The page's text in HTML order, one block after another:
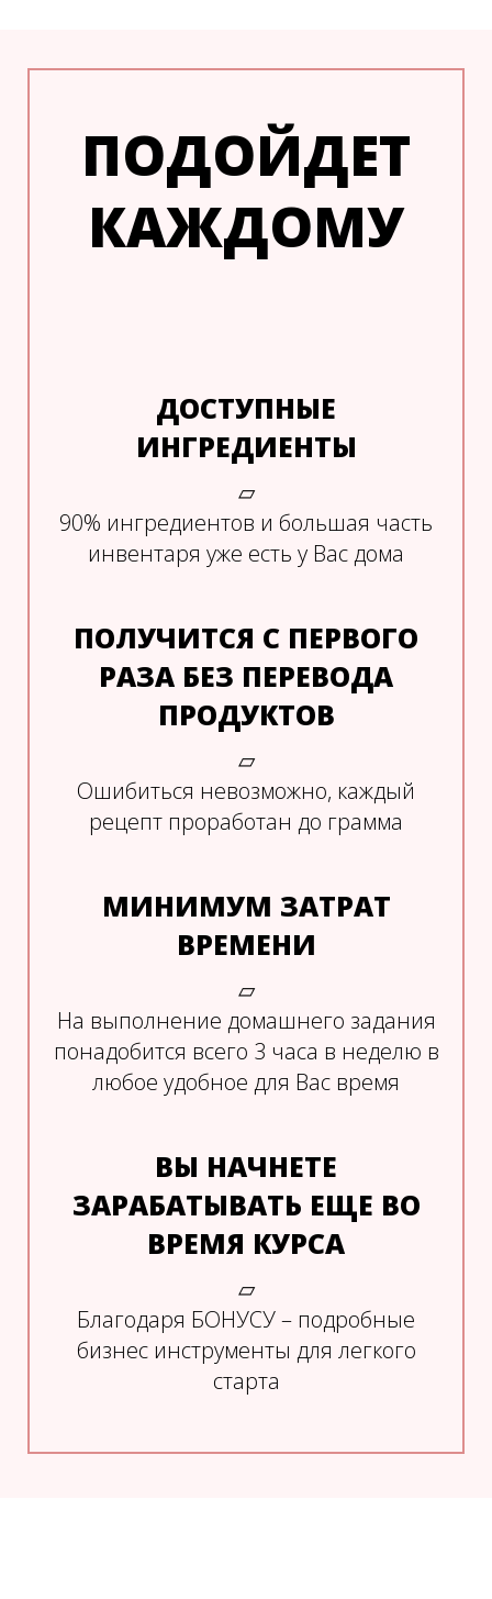
ПОДОЙДЕТ
КАЖДОМУ
ДОСТУПНЫЕ
ИНГРЕДИЕНТЫ
▱
90% ингредиентов и большая часть
инвентаря уже есть у Вас дома
ПОЛУЧИТСЯ С ПЕРВОГО
РАЗА БЕЗ ПЕРЕВОДА
ПРОДУКТОВ
▱
Ошибиться невозможно, каждый
рецепт проработан до грамма
МИНИМУМ ЗАТРАТ
ВРЕМЕНИ
▱
На выполнение домашнего задания
понадобится всего 3 часа в неделю в
любое удобное для Вас время
ВЫ НАЧНЕТЕ
ЗАРАБАТЫВАТЬ ЕЩЕ ВО
ВРЕМЯ КУРСА
▱
Благодаря БОНУСУ – подробные
бизнес инструменты для легкого
старта